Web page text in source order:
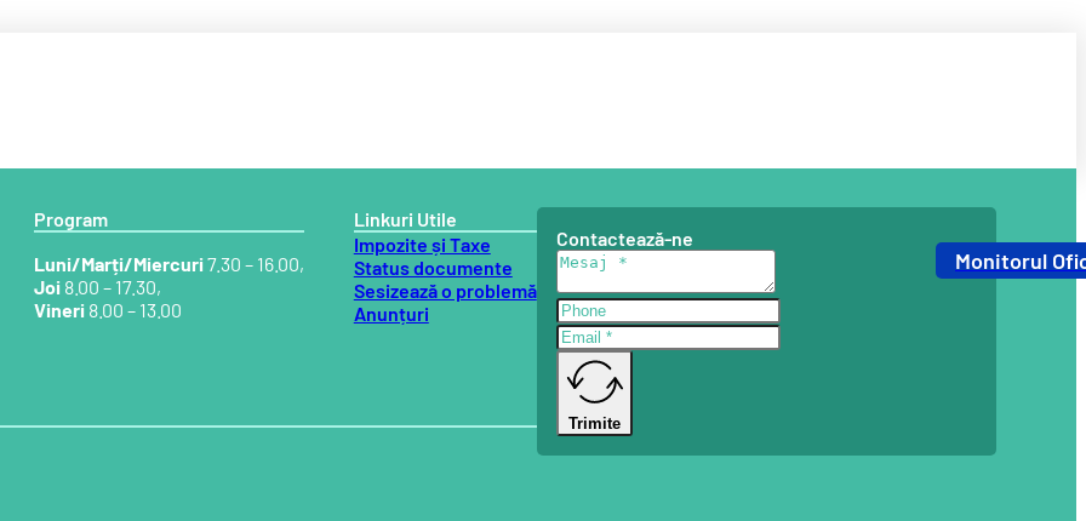
Monitorul
Program
Luni/Marți/Miercuri7.30 – 16.00,
Joi8.00 – 17.30,
Vineri8.00 – 13.00
Linkuri Utile
Impozite și Taxe
Status documente
Sesizează o problemă
Anunțuri
Contactează-ne
Trimite